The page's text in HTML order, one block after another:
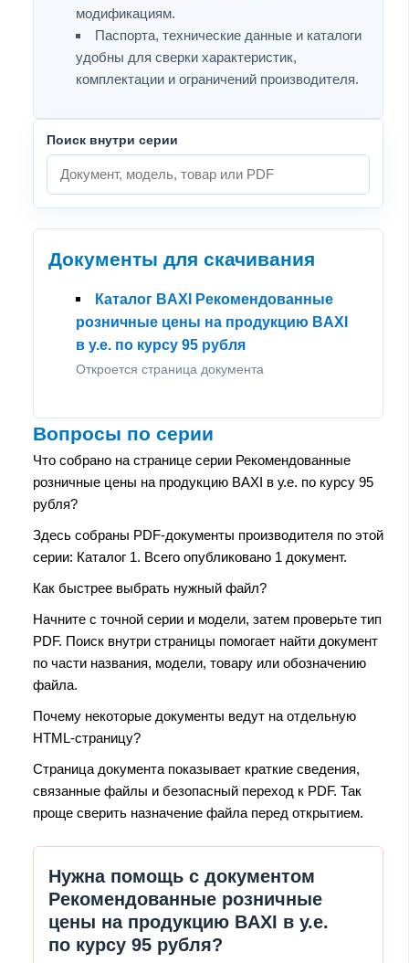
модификациям.
Паспорта, технические данные и каталоги
удобны для сверки характеристик,
комплектации и ограничений производителя.
Поиск внутри серии
Документы для скачивания
Каталог BAXI Рекомендованные
розничные цены на продукцию BAXI
в у.е. по курсу 95 рубля
Откроется страница документа
Вопросы по серии
Что собрано на странице серии Рекомендованные
розничные цены на продукцию BAXI в у.е. по курсу 95
рубля?
Здесь собраны PDF-документы производителя по этой
серии: Каталог 1. Всего опубликовано 1 документ.
Как быстрее выбрать нужный файл?
Начните с точной серии и модели, затем проверьте тип
PDF. Поиск внутри страницы помогает найти документ
по части названия, модели, товару или обозначению
файла.
Почему некоторые документы ведут на отдельную
HTML-страницу?
Страница документа показывает краткие сведения,
связанные файлы и безопасный переход к PDF. Так
проще сверить назначение файла перед открытием.
Нужна помощь с документом
Рекомендованные розничные
цены на продукцию BAXI в у.е.
по курсу 95 рубля?